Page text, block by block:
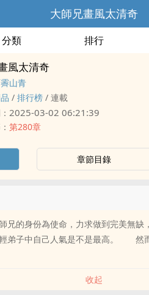
大師兄畫風太清奇
分類 排行
風太清奇
山青
/ 排行榜 / 連載
2025-03-02 06:21:39
第280章
章節目錄
兄的身份為使命，力求做到完美
弟子中自己人氣是不是最高。 然
收起